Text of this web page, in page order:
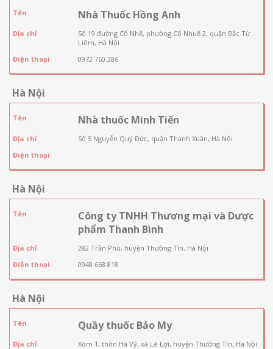
Tên Nhà Thuốc Hồng Anh
Địa chỉ
Số 19 đường Cổ Nhế, phường Cổ Nhuế 2, quận Bắc Từ
Liêm, Hà Nội
Điện thoại
0972 760 286
Hà Nội
Tên Nhà thuốc Minh Tiến
Địa chỉ
Số 5 Nguyễn Quý Đức, quận Thanh Xuân, Hà Nội
Điện thoại
Hà Nội
Tên
Công ty TNHH Thương mại và Dược
phẩm Thanh Bình
Địa chỉ
282 Trần Phú, huyện Thường Tín, Hà Nội
Điện thoại
0948 668 818
Hà Nội
Tên Quầy thuốc Bảo My
Địa chỉ
Xóm 1, thôn Hà Vỹ, xã Lê Lợi, huyện Thường Tín, Hà Nội